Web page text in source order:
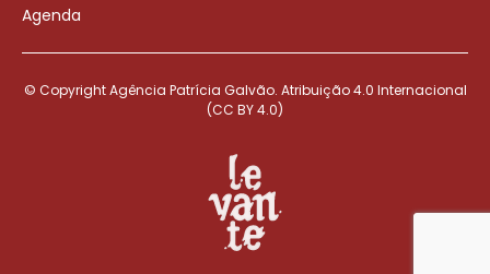
Agenda
© Copyright Agência Patrícia Galvão. Atribuição 4.0 Internacional
(CC BY 4.0)